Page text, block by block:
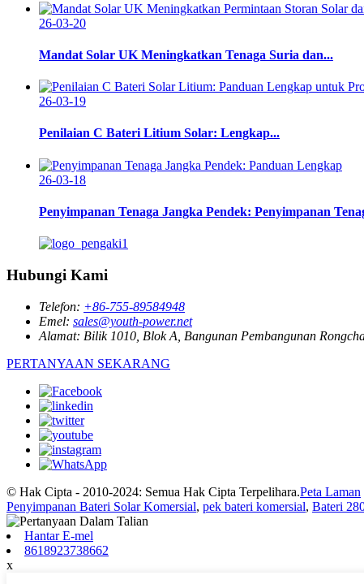
26-03-20
Mandat Solar UK Meningkatkan Tenaga Suria dan...
26-03-19
Penilaian C Bateri Litium Solar: Lengkap...
26-03-18
Penyimpanan Tenaga Jangka Pendek: Penyimpanan
Hubungi Kami
Telefon: +86-755-89584948
Emel: sales@youth-power.net
Alamat: Bilik 1010, Blok A, Bangunan Pembangunan
PERTANYAAN SEKARANG
© Hak Cipta - 2010-2024: Semua Hak Cipta Terpelihara.Peta Laman
Penyimpanan Bateri Solar Komersial, pek bateri komersial, Bateri
Hantar E-mel
8618923738662
x